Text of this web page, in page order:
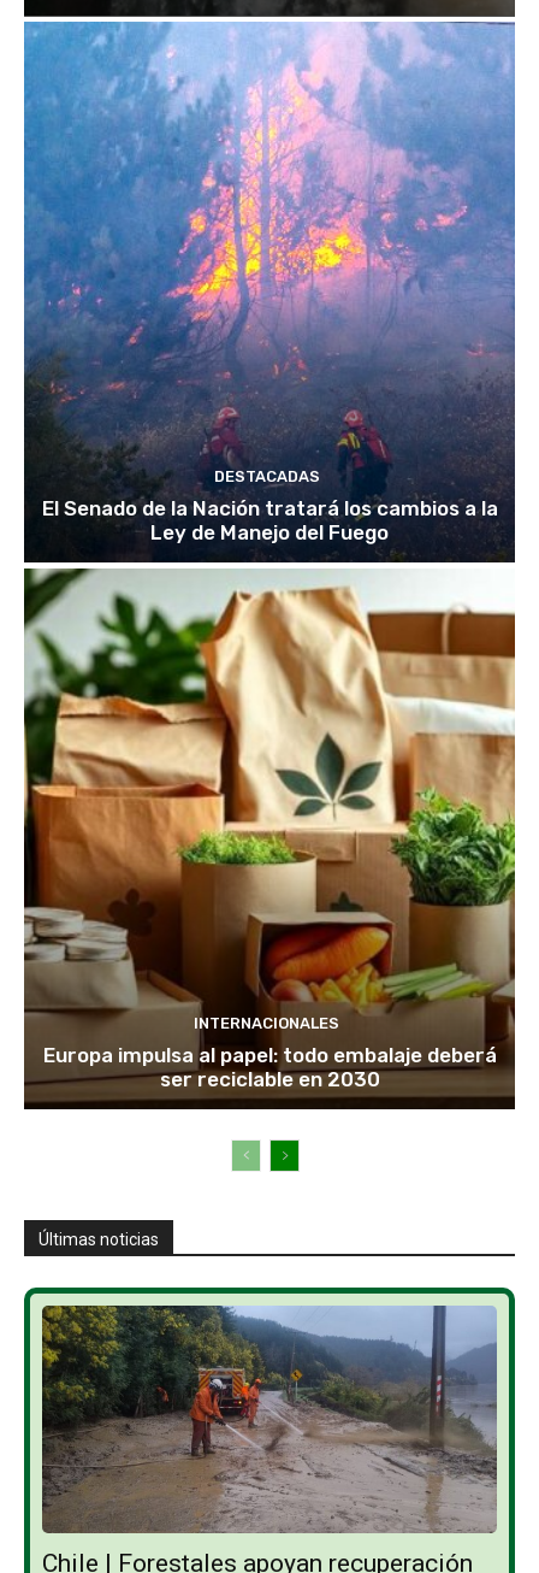
DESTACADAS
El Senado de la Nación tratará los cambios a la
Ley de Manejo del Fuego
INTERNACIONALES
Europa impulsa al papel: todo embalaje deberá
ser reciclable en 2030
Últimas noticias
Chile | Forestales apoyan recuperación